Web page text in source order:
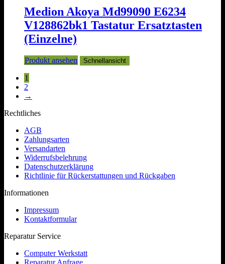
Medion Akoya Md99090 E6234
V128862bk1 Tastatur Ersatztasten
(Einzelne)
Produkt ansehen Schnellansicht
1
2
→
Rechtliches
AGB
Zahlungsarten
Versandarten
Widerrufsbelehrung
Datenschutzerklärung
Richtlinie für Rückerstattungen und Rückgaben
Informationen
Impressum
Kontaktformular
Reparatur Service
Computer Werkstatt